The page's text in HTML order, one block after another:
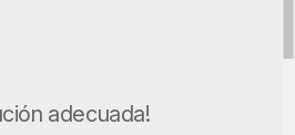
adecuada!